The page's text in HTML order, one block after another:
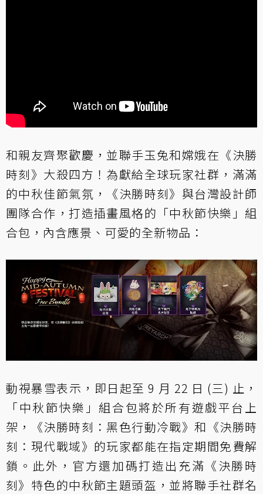
和親友齊聚歡慶，並聯手玉兔和嫦娥在《決勝
時刻》大殺四方！為獻給全球玩家社群，滿滿
的中秋佳節氣氛，《決勝時刻》與台灣設計師
團隊合作，打造插畫風格的「中秋節快樂」組
合包，內含應景、可愛的全新物品：
動視暴雪表示，即日起至 9 月 22 日 (三) 止，
「中秋節快樂」組合包將於所有遊戲平台上
架，《決勝時刻：黑色行動冷戰》和《決勝時
刻：現代戰域》的玩家都能在指定期間免費解
鎖。此外，官方還加碼打造出充滿《決勝時
刻》特色的中秋節主題頭盔，並將聯手社群名